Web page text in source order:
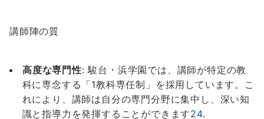
講師陣の質
高度な専門性: 駿台・浜学園では、講師が特定の教
科に専念する「1教科専任制」を採用しています。こ
れにより、講師は自分の専門分野に集中し、深い知
識と指導力を発揮することができます24.